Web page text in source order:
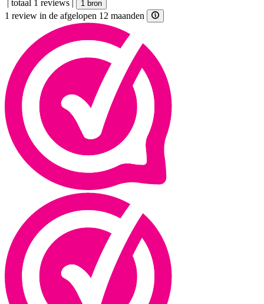
| totaal 1 reviews | 1 bron
1 review in de afgelopen 12 maanden